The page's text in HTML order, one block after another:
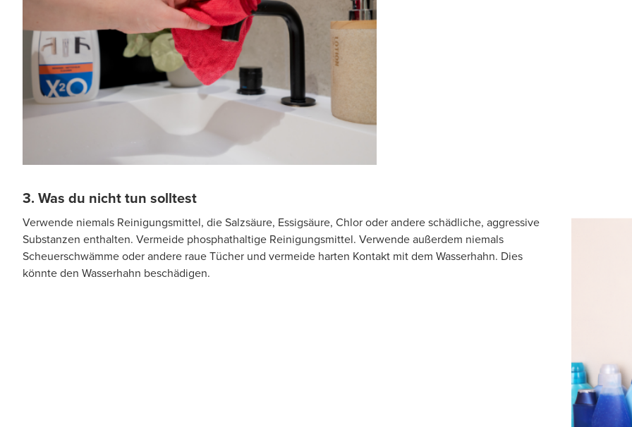
3. Was du nicht tun solltest
Verwende niemals Reinigungsmittel, die Salzsäure, Essigsäure, Chlor oder andere schädliche, aggressive
Substanzen enthalten. Vermeide phosphathaltige Reinigungsmittel. Verwende außerdem niemals
Scheuerschwämme oder andere raue Tücher und vermeide harten Kontakt mit dem Wasserhahn. Dies
könnte den Wasserhahn beschädigen.